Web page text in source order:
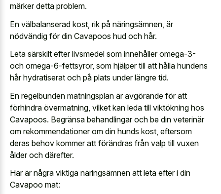
märker detta problem.
En välbalanserad kost, rik på näringsämnen, är
nödvändig för din Cavapoos hud och hår.
Leta särskilt efter livsmedel som innehåller omega-3-
och omega-6-fettsyror, som hjälper till att hålla hundens
hår hydratiserat och på plats under längre tid.
En regelbunden matningsplan är avgörande för att
förhindra övermatning, vilket kan leda till viktökning hos
Cavapoos. Begränsa behandlingar och be din veterinär
om rekommendationer om din hunds kost, eftersom
deras behov kommer att förändras från valp till vuxen
ålder och därefter.
Här är några viktiga näringsämnen att leta efter i din
Cavapoo mat: